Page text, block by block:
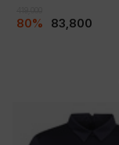
80% 83,800